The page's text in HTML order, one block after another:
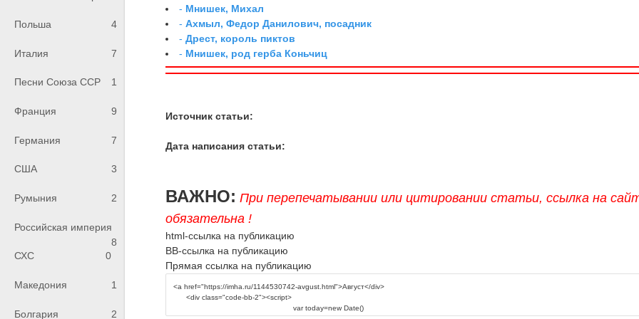
Польша 4
Италия 7
Песни Союза ССР 1
Франция 9
Германия 7
США 3
Румыния 2
Российская империя
8
СХС
0
Македония 1
Болгария 2
- Мнишек, Михал
-Ахмыл, Федор Данилович, посадник
-Дрест, король пиктов
- Мнишек, род герба Коньчиц
Источник статьи:
Дата написания статьи:
ВАЖНО: При перепечатывании или цитировании статьи, ссылка на
обязательна !
html-ссылка на публикацию
BB-ссылка на публикацию
Прямая ссылка на публикацию